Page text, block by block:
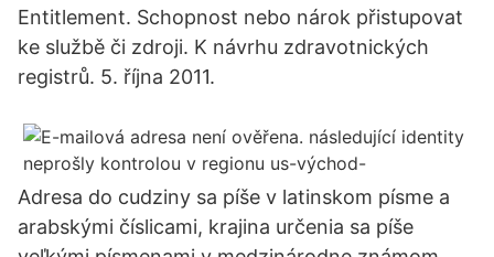
Entitlement. Schopnost nebo nárok přistupovat
ke službě či zdroji. K návrhu zdravotnických
registrů. 5. října 2011.
Adresa do cudziny sa píše v latinskom písme a
arabskými číslicami, krajina určenia sa píše